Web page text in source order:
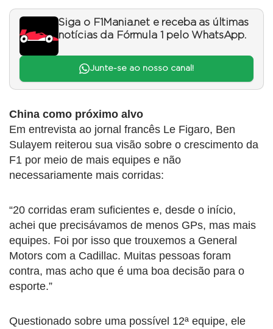
Siga o F1Mania.net e receba as últimas
notícias da Fórmula 1 pelo WhatsApp.
Junte-se ao nosso canal!
China como próximo alvo
Em entrevista ao jornal francês Le Figaro, Ben
Sulayem reiterou sua visão sobre o crescimento da
F1 por meio de mais equipes e não
necessariamente mais corridas:
“20 corridas eram suficientes e, desde o início,
achei que precisávamos de menos GPs, mas mais
equipes. Foi por isso que trouxemos a General
Motors com a Cadillac. Muitas pessoas foram
contra, mas acho que é uma boa decisão para o
esporte.”
Questionado sobre uma possível 12ª equipe, ele